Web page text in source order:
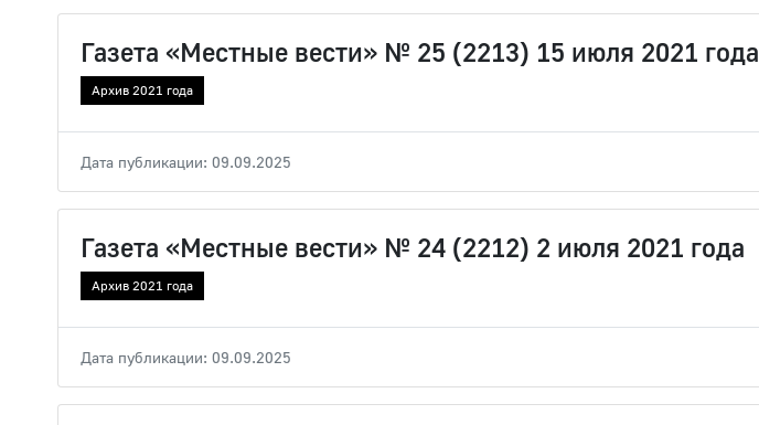
Газета «Местные вести» № 25 (2213) 15 июля 2021 года
Архив 2021 года
Дата публикации: 09.09.2025
Газета «Местные вести» № 24 (2212) 2 июля 2021 года
Архив 2021 года
Дата публикации: 09.09.2025